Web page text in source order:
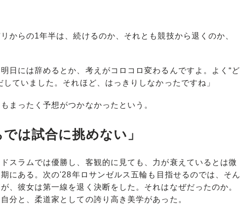
からの1年半は、続けるのか、それとも競技から退くのか、
日には辞めるとか、考えがコロコロ変わるんですよ。よく“ど
ていました。それほど、はっきりしなかったですね」
まったく予想がつかなかったという。
は試合に挑めない」
スラムでは優勝し、客観的に見ても、力が衰えているとは微
にある。次の'28年ロサンゼルス五輪も目指せるのでは、そん
、彼女は第一線を退く決断をした。それはなぜだったのか。
分と、柔道家としての誇り高き美学があった。